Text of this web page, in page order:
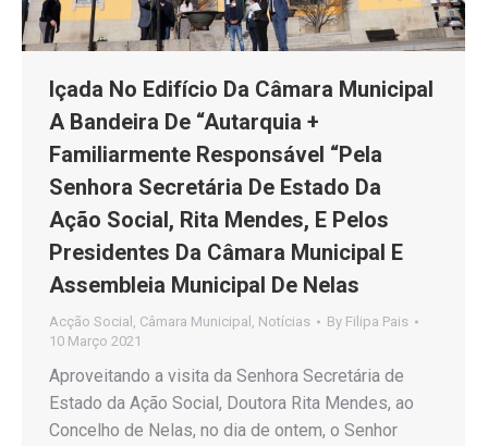
Içada No Edifício Da Câmara Municipal
A Bandeira De “Autarquia +
Familiarmente Responsável “Pela
Senhora Secretária De Estado Da
Ação Social, Rita Mendes, E Pelos
Presidentes Da Câmara Municipal E
Assembleia Municipal De Nelas
Acção Social , Câmara Municipal , Notícias By Filipa Pais
10 Março 2021
Aproveitando a visita da Senhora Secretária de
Estado da Ação Social, Doutora Rita Mendes, ao
Concelho de Nelas, no dia de ontem, o Senhor